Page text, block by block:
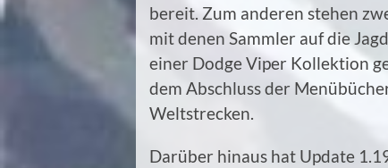
bereit. Zum anderen stehen
mit denen Sammler auf die
einer Dodge Viper Kollektion
dem Abschluss der
Weltstrecken.
Darüber hinaus hat Update